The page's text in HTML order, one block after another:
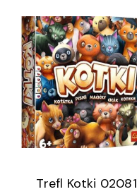
Trefl Kotki 02081